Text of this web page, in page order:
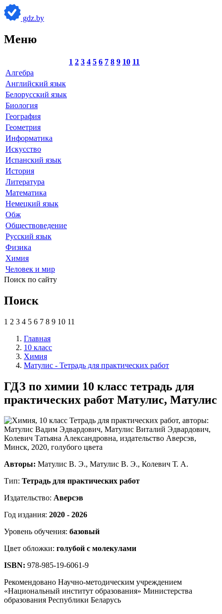
gdz.by
Меню
1 2 3 4 5 6 7 8 9 10 11
Алгебра
Английский язык
Белорусский язык
Биология
География
Геометрия
Информатика
Искусство
Испанский язык
История
Литература
Математика
Немецкий язык
Обж
Обществоведение
Русский язык
Физика
Химия
Человек и мир
Поиск по сайту
Поиск
1 2 3 4 5 6 7 8 9 10 11
Главная
10 класс
Химия
Матулис - Тетрадь для практических работ
ГДЗ по химии 10 класс тетрадь для
практических работ Матулис, Матулис
Авторы: Матулис В. Э., Матулис В. Э., Колевич Т. А.
Тип: Тетрадь для практических работ
Издательство: Аверсэв
Год издания: 2020 - 2026
Уровень обучения: базовый
Цвет обложки: голубой с молекулами
ISBN: 978-985-19-6061-9
Рекомендовано Научно-методическим учреждением
«Национальный институт образования» Министерства
образования Республики Беларусь